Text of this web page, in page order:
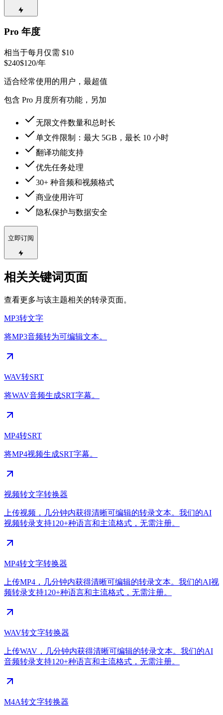
Pro 年度
相当于每月仅需 $10
$240$120/年
适合经常使用的用户，最超值
包含 Pro 月度所有功能，另加
无限文件数量和总时长
单文件限制：最大 5GB，最长 10 小时
翻译功能支持
优先任务处理
30+ 种音频和视频格式
商业使用许可
隐私保护与数据安全
立即订阅
相关关键词页面
查看更多与该主题相关的转录页面。
MP3转文字
将MP3音频转为可编辑文本。
WAV转SRT
将WAV音频生成SRT字幕。
MP4转SRT
将MP4视频生成SRT字幕。
视频转文字转换器
上传视频，几分钟内获得清晰可编辑的转录文本。我们的AI
视频转录支持120+种语言和主流格式，无需注册。
MP4转文字转换器
上传MP4，几分钟内获得清晰可编辑的转录文本。我们的AI视
频转录支持120+种语言和主流格式，无需注册。
WAV转文字转换器
上传WAV，几分钟内获得清晰可编辑的转录文本。我们的AI
音频转录支持120+种语言和主流格式，无需注册。
M4A转文字转换器